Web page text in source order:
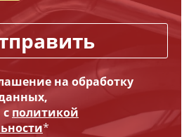
на обработку
политикой
*